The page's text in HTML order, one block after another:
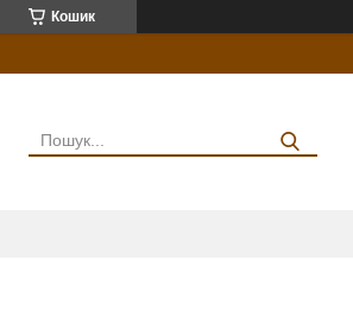
Кошик